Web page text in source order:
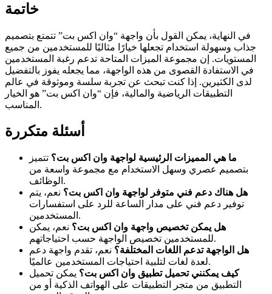
خاتمة
في النهاية، يمكن القول بأن واجهة “وان اكس بت” تتمتع بتصميم
جذاب وسهولة استخدام تجعلها خيارًا مثاليًا للمستخدمين من جميع
المستويات. إن مجموعة الميزات المتاحة تدعم رغبة المستخدمين
في الاستفادة القصوى من هذه الواجهة، مما يجعله يفوز بالتفضيل
لدى الكثيرين. إذا كنت تبحث عن تجربة سلسة وموثوقة في عالم
التطبيقات الرياضية والمالية، فإن “وان اكس بت” هو الخيار
المناسب.
أسئلة متكررة
ما هي المميزات الرئيسية لواجهة وان اكس بت؟ تتميز
بتصميم عصري وسهل الاستخدام مع مجموعة واسعة من
الوظائف.
هل هناك دعم فني متوفر لواجهة وان اكس بت؟ نعم، يتم
توفير دعم فني على مدار الساعة للرد على استفسارات
المستخدمين.
هل يمكن تخصيص واجهة وان اكس بت؟ نعم، يمكن
للمستخدمين تخصيص الواجهة حسب احتياجاتهم.
هل الواجهة تدعم اللغات المختلفة؟ نعم، تقدم واجهة دعم
لعدة لغات لتلبية احتياجات المستخدمين عالميًا.
كيف يمكنني تحميل تطبيق وان اكس بت؟ يمكن تحميل
التطبيق من متجر التطبيقات على الهواتف الذكية أو من